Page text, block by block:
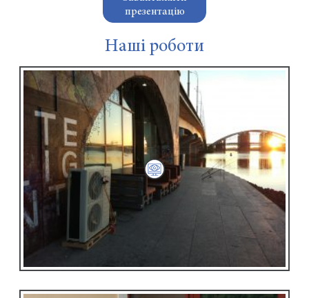
презентацію
Наші роботи